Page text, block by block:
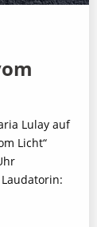
Lulay auf
Licht“